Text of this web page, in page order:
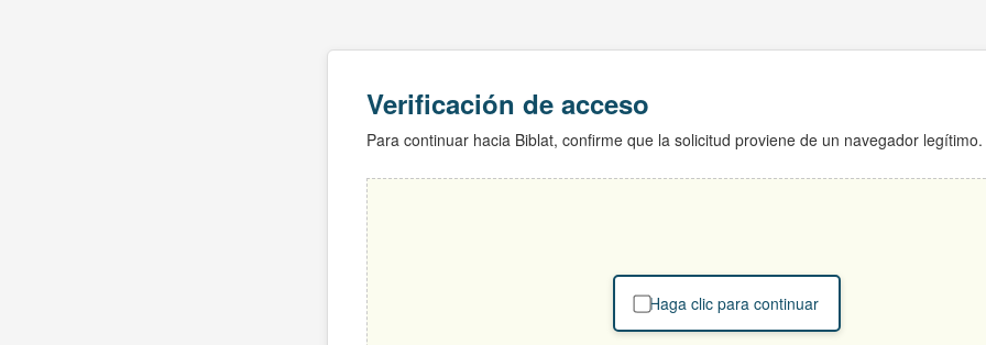
Verificación de acceso
Para continuar hacia Biblat, confirme que la solicitud proviene de un navegador legítimo.
Haga clic para continuar